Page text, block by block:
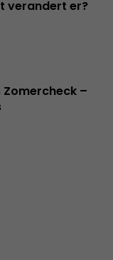
verandert er?
–